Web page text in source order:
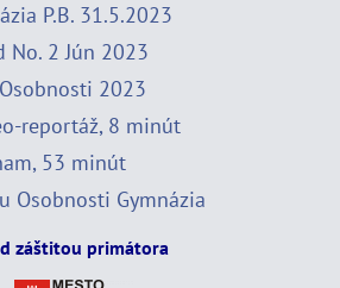
P.B. 31.5.2023
No. 2 Jún 2023
2023
reportáž, 8 minút
53 minút
Osobnosti Gymnázia
záštitou primátora